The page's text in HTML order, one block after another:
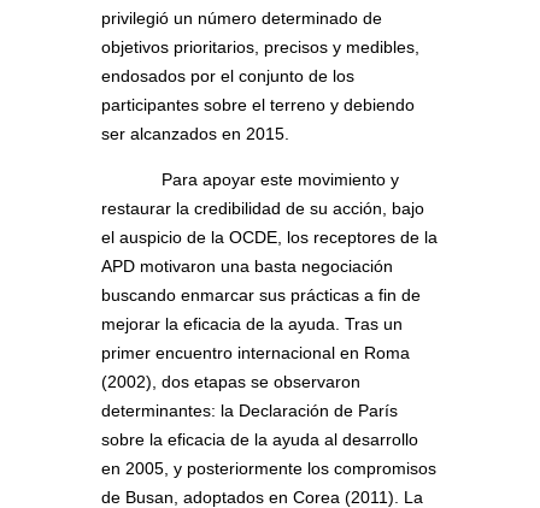
privilegió un número determinado de
objetivos prioritarios, precisos y medibles,
endosados por el conjunto de los
participantes sobre el terreno y debiendo
ser alcanzados en 2015.
Para apoyar este movimiento y
restaurar la credibilidad de su acción, bajo
el auspicio de la OCDE, los receptores de la
APD motivaron una basta negociación
buscando enmarcar sus prácticas a fin de
mejorar la eficacia de la ayuda. Tras un
primer encuentro internacional en Roma
(2002), dos etapas se observaron
determinantes: la Declaración de París
sobre la eficacia de la ayuda al desarrollo
en 2005, y posteriormente los compromisos
de Busan, adoptados en Corea (2011). La